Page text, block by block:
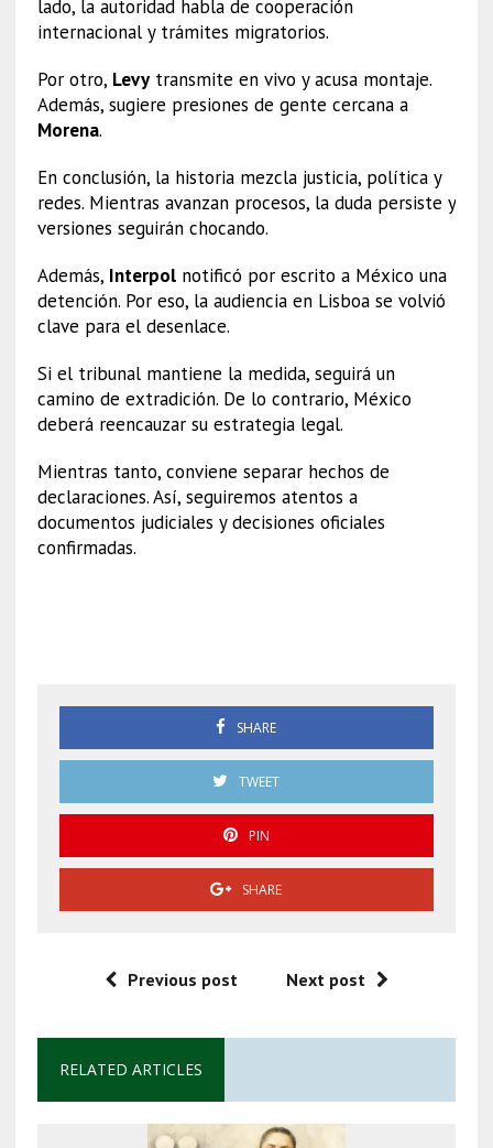
lado, la autoridad habla de cooperación
internacional y trámites migratorios.
Por otro, Levytransmite en vivo y acusa montaje.
Además, sugiere presiones de gente cercana a
Morena.
En conclusión, la historia mezcla justicia, política y
redes. Mientras avanzan procesos, la duda persiste y
versiones seguirán chocando.
Además, Interpolnotificó por escrito a México una
detención. Por eso, la audiencia en Lisboa se volvió
clave para el desenlace.
Si el tribunal mantiene la medida, seguirá un
camino de extradición. De lo contrario, México
deberá reencauzar su estrategia legal.
Mientras tanto, conviene separar hechos de
declaraciones. Así, seguiremos atentos a
documentos judiciales y decisiones oficiales
confirmadas.
SHARE
TWEET
PIN
SHARE
Previous post Next post
RELATED ARTICLES